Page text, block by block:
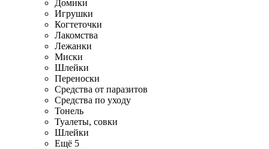
Домики
Игрушки
Когтеточки
Лакомства
Лежанки
Миски
Шлейки
Переноски
Средства от паразитов
Средства по уходу
Тонель
Туалеты, совки
Шлейки
Ещё 5